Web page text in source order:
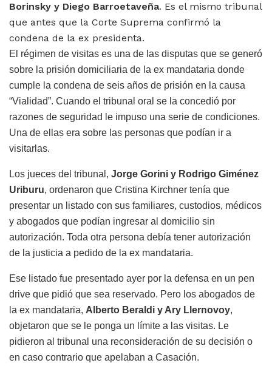
Borinsky y Diego Barroetaveña. Es el mismo tribunal
que antes que la Corte Suprema confirmó la
condena de la ex presidenta.
El régimen de visitas es una de las disputas que se generó
sobre la prisión domiciliaria de la ex mandataria donde
cumple la condena de seis años de prisión en la causa
“Vialidad”. Cuando el tribunal oral se la concedió por
razones de seguridad le impuso una serie de condiciones.
Una de ellas era sobre las personas que podían ir a
visitarlas.
Los jueces del tribunal, Jorge Gorini y Rodrigo Giménez
Uriburu, ordenaron que Cristina Kirchner tenía que
presentar un listado con sus familiares, custodios, médicos
y abogados que podían ingresar al domicilio sin
autorización. Toda otra persona debía tener autorización
de la justicia a pedido de la ex mandataria.
Ese listado fue presentado ayer por la defensa en un pen
drive que pidió que sea reservado. Pero los abogados de
la ex mandataria, Alberto Beraldi y Ary Llernovoy,
objetaron que se le ponga un límite a las visitas. Le
pidieron al tribunal una reconsideración de su decisión o
en caso contrario que apelaban a Casación.